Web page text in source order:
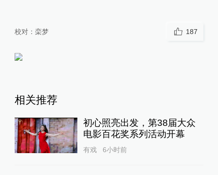
校对： 栾梦 187
相关推荐
初心照亮出发，第38届大众
电影百花奖系列活动开幕
有戏 6小时前